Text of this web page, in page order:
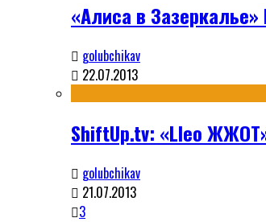
«Алиса в
golubchikav
22.07.2013
ShiftUp.tv: «Lleo
golubchikav
21.07.2013
3